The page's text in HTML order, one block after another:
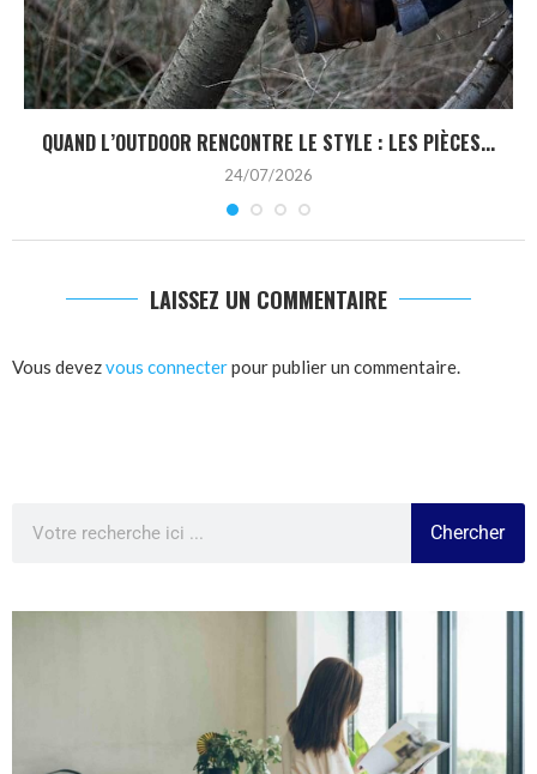
QUAND L’OUTDOOR RENCONTRE LE STYLE : LES PIÈCES...
24/07/2026
LAISSEZ UN COMMENTAIRE
Vous devezvous connecterpour publier un commentaire.
Chercher